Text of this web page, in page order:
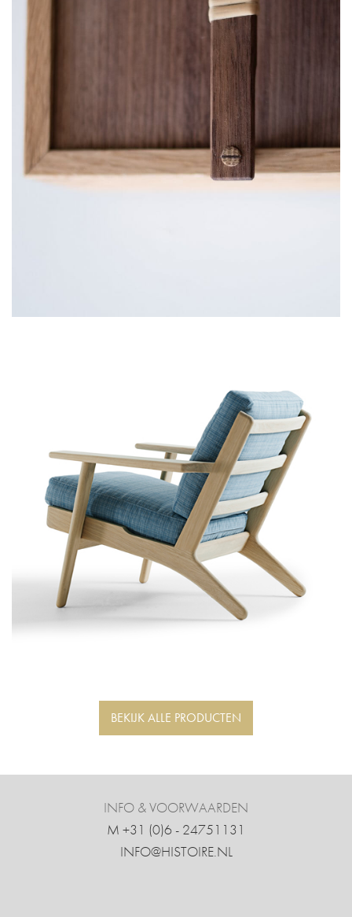
BEKIJK ALLE PRODUCTEN
INFO & VOORWAARDEN
M +31 ‍(0)6 - 24751131
INFO@HISTOIRE.NL